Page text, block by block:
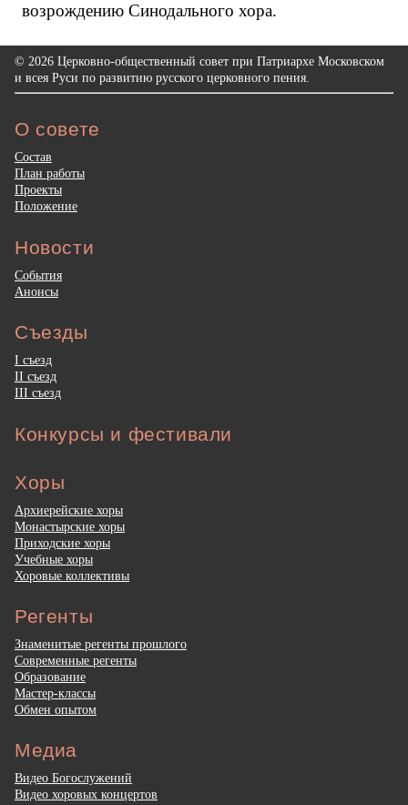
возрождению Синодального хора.
© 2026 Церковно-общественный совет при Патриархе Московском
и всея Руси по развитию русского церковного пения.
О совете
Состав
План работы
Проекты
Положение
Новости
События
Анонсы
Съезды
I съезд
II съезд
III съезд
Конкурсы и фестивали
Хоры
Архиерейские хоры
Монастырские хоры
Приходские хоры
Учебные хоры
Хоровые коллективы
Регенты
Знаменитые регенты прошлого
Современные регенты
Образование
Мастер-классы
Обмен опытом
Медиа
Видео Богослужений
Видео хоровых концертов